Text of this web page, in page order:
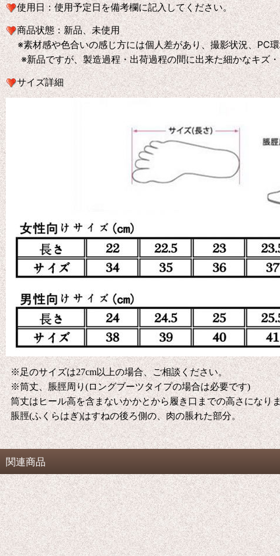
使用日：使用予定日を備考欄に記入してください。
商品状態：新品、未使用
※素材感や色合いの感じ方には個人差があり、撮影状況、PC
※新品ですが、製造過程・出荷過程の間に出来た細かなキズ・
サイズ詳細
※足のサイズは27cm以上の場合、ご相談ください。
※筒丈、脹脛周り(ロングブーツタイプの場合は必要です)
筒丈はヒール高を含まないかかとから履き口までの高さになり
脹脛(ふくらはぎ)はすねの後ろ側の、肉の脹れた部分。
関連商品